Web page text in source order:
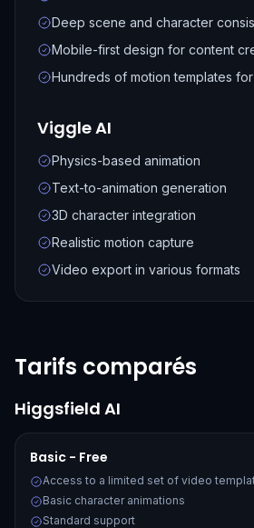
Deep scene and character
Mobile-first design for content
Hundreds of motion templates for
Viggle AI
Physics-based animation
Text-to-animation generation
3D character integration
Realistic motion capture
Video export in various formats
Tarifs comparés
Higgsfield AI
Basic - Free
Access to a limited set of video
Basic character animations
Standard support